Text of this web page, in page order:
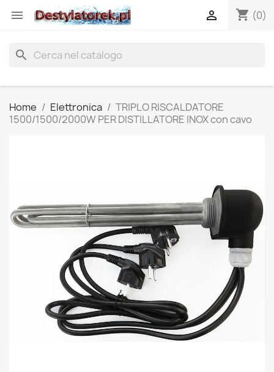
 shopping_cart (0)

search
Home Elettronica
TRIPLO RISCALDATORE
1500/1500/2000W PER DISTILLATORE INOX con cavo